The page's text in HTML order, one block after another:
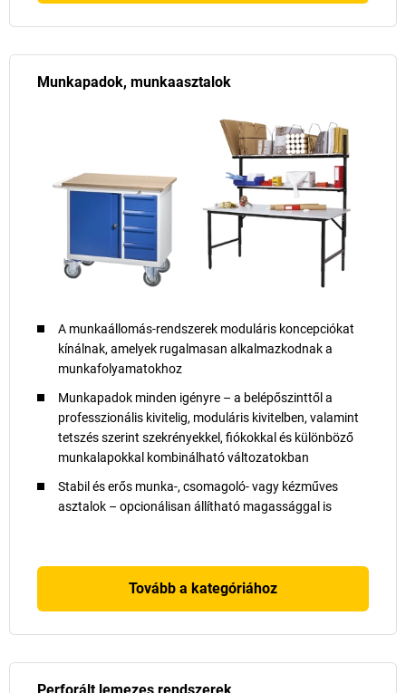
Munkapadok, munkaasztalok
A munkaállomás-rendszerek moduláris koncepciókat
kínálnak, amelyek rugalmasan alkalmazkodnak a
munkafolyamatokhoz
Munkapadok minden igényre – a belépőszinttől a
professzionális kivitelig, moduláris kivitelben, valamint
tetszés szerint szekrényekkel, fiókokkal és különböző
munkalapokkal kombinálható változatokban
Stabil és erős munka-, csomagoló- vagy kézműves
asztalok – opcionálisan állítható magassággal is
Tovább a kategóriához